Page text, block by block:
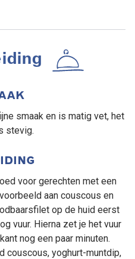
smaak en is matig vet, het
stevig.
voor gerechten met een
aan couscous en
op de huid eerst
vuur. Hierna zet je het vuur
nog een paar minuten.
couscous, yoghurt-muntdip,